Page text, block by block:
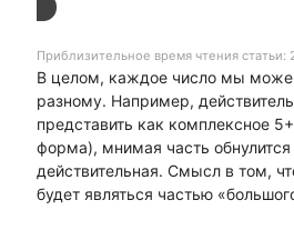
Приблизительное время чтения статьи:
В целом, каждое число мы
разному. Например,
представить как комплексное
форма), мнимая часть обнулится
действительная. Смысл в том,
будет являться частью